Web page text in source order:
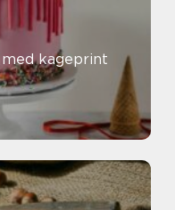
kageprint